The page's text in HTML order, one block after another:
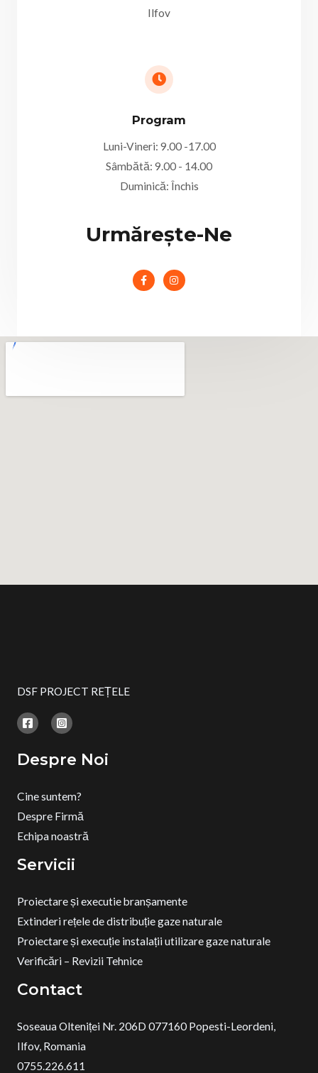
Ilfov
Program
Luni-Vineri: 9.00 -17.00
Sâmbătă: 9.00 - 14.00
Duminică: Închis
Urmărește-Ne
DSF PROJECT REȚELE
Despre Noi
Cine suntem?
Despre Firmă
Echipa noastră
Servicii
Proiectare și executie branșamente
Extinderi rețele de distribuție gaze naturale
Proiectare și execuție instalații utilizare gaze naturale
Verificări – Revizii Tehnice
Contact
Soseaua Olteniței Nr. 206D 077160 Popesti-Leordeni,
Ilfov, Romania
0755.226.611